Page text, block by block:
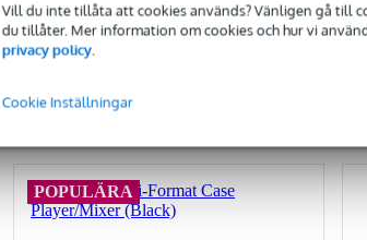
Vill du inte tillåta att cookies används? Vänligen gå till
du tillåter. Mer information om cookies och hur vi
privacy policy.
Cookie Inställningar
Jämför
POPULÄRA